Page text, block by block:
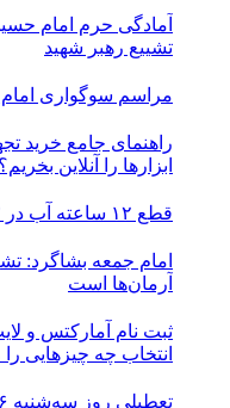
آمادگی حرم امام
تشییع رهبر شهید
مراسم سوگواری
راهنمای جامع خرید
ابزارها را آنلاین بخریم؟
قطع ۱۲ ساعته آب در ۲ محله بندرعباس
امام جمعه بشاگرد:
آرمان‌ها است
ثبت نام آمارکتس و
انتخاب چه چیزهایی
تعطیلی روز سه‌شنبه ۱۶ تیرماه ابلاغ شد